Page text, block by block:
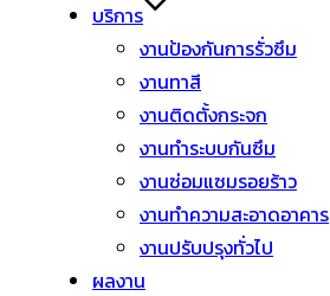
บริการ
งานป้องกันการรั่วซึม
งานทาสี
งานติดตั้งกระจก
งานทำระบบกันซึม
งานซ่อมแซมรอยร้าว
งานทำความสะอาดอาคาร
งานปรับปรุงทั่วไป
ผลงาน